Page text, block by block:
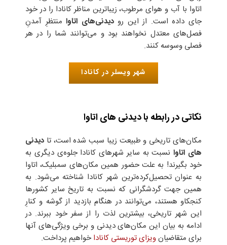
اتاوا با آب و هوای مرطوب، زیباترین مناظر کانادا را در خود
جای داده است. از این رودیدنی‌های اتاوامنتظرِ آمدنِ
فصل‌های معتدل نخواهند بود و می‌توانند شما را در هر
فصلی وسوسه کنند.
شهر ویسلر در کانادا
نکاتی در رابطه با دیدنی‌ های اتاوا
مکان‌های تاریخی و طبیعت زیبا سبب شده است، تا دیدنی‌
های اتاوانسبت به سایر شهرهای کانادا جلوه‌ی دیگری به
خود بگیرند! به علت حضور همین مکان‌های سمبلیک، اتاوا
به عنوان تحصیل‌کرده‌ترین شهر کانادا شناخته می‌شود. به
همین جهت گردشگرانی که نسبت به تاریخ سایر کشورها
کنجکاو هستند، می‌توانند در هنگام بازدید از گوشه و کنارِ
این شهر تاریخی، بیشترین لذت را از سفر خود ببرند. در
ادامه به بیان این مکان‌های دیدنی و برخی ویژگی‌های آنها
برای متقاضیانویزای توریستی کانادا خواهیم پرداخت.